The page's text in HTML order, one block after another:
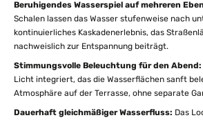
Beruhigendes Wasserspiel auf mehreren
Schalen lassen das Wasser stufenweise nach
kontinuierliches Kaskadenerlebnis, das
nachweislich zur Entspannung beiträgt.
Stimmungsvolle Beleuchtung für den Abend:
Licht integriert, das die Wasserflächen sanft
Atmosphäre auf der Terrasse, ohne separate
Dauerhaft gleichmäßiger Wasserfluss: Das